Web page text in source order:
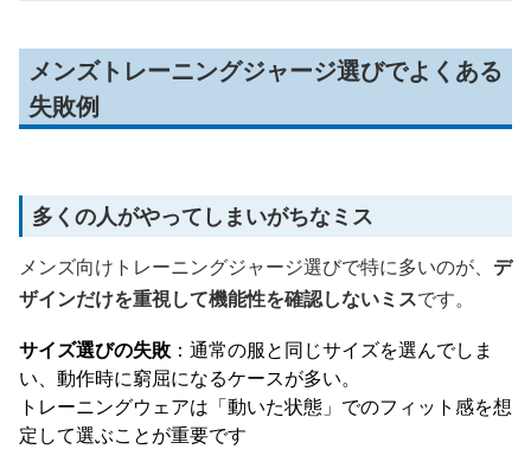
メンズトレーニングジャージ選びでよくある
失敗例
多くの人がやってしまいがちなミス
メンズ向けトレーニングジャージ選びで特に多いのが、 デ
ザインだけを重視して機能性を確認しないミスです。
サイズ選びの失敗 ：通常の服と同じサイズを選んでしま
い、動作時に窮屈になるケースが多い。
トレーニングウェアは「動いた状態」でのフィット感を想
定して選ぶことが重要です